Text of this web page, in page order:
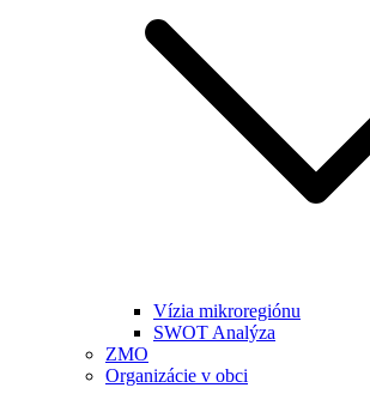
Vízia mikroregiónu
SWOT Analýza
ZMO
Organizácie v obci